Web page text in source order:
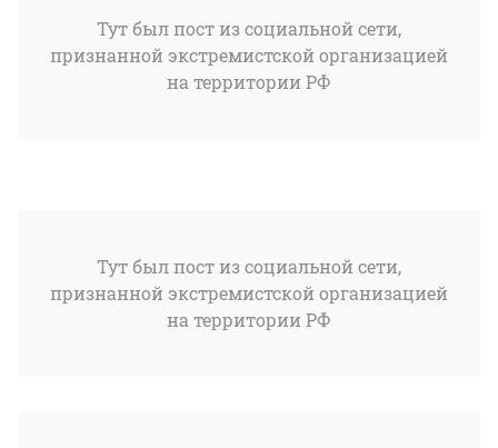
Тут был пост из социальной сети,
признанной экстремистской организацией
на территории РФ
Тут был пост из социальной сети,
признанной экстремистской организацией
на территории РФ